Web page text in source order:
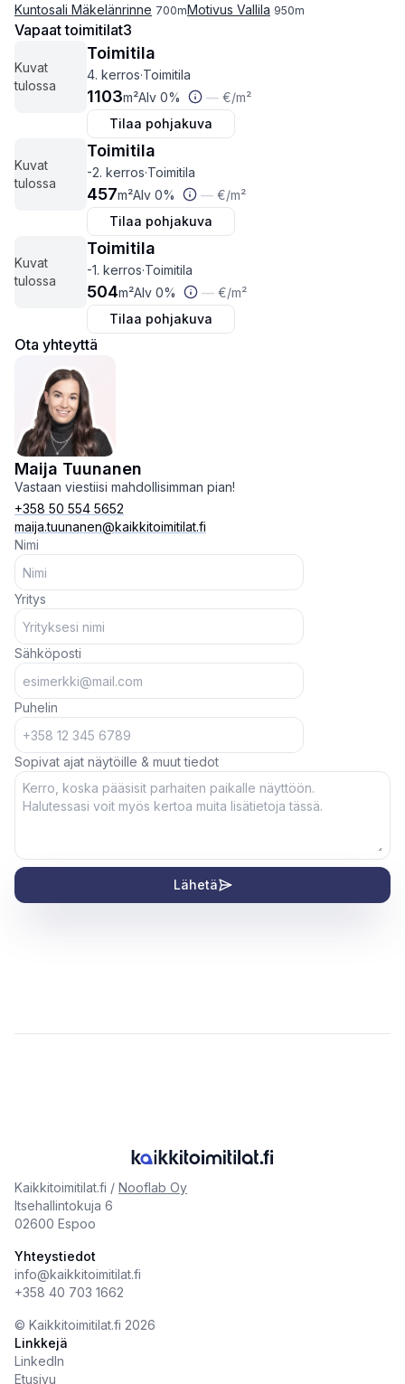
Kuntosali Mäkelänrinne 700mMotivus Vallila 950m
Vapaat toimitilat3
Kuvat
tulossa
Toimitila
4. kerros·Toimitila
1103m²Alv 0% — €/m²
Tilaa pohjakuva
Kuvat
tulossa
Toimitila
-2. kerros·Toimitila
457m²Alv 0% — €/m²
Tilaa pohjakuva
Kuvat
tulossa
Toimitila
-1. kerros·Toimitila
504m²Alv 0% — €/m²
Tilaa pohjakuva
Ota yhteyttä
Maija Tuunanen
Vastaan viestiisi mahdollisimman pian!
+358 50 554 5652
maija.tuunanen@kaikkitoimitilat.fi
Nimi
Yritys
Sähköposti
Puhelin
Sopivat ajat näytöille & muut tiedot
Lähetä
Kaikkitoimitilat.fi / Nooflab Oy
Itsehallintokuja 6
02600 Espoo
Yhteystiedot
info@kaikkitoimitilat.fi
+358 40 703 1662
©️ Kaikkitoimitilat.fi 2026
Linkkejä
LinkedIn
Etusivu